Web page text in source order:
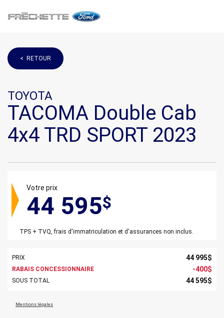
< RETOUR
TOYOTA
TACOMA Double Cab
4x4 TRD SPORT 2023
Votre prix
44 595$
TPS + TVQ, frais d'immatriculation et d'assurances non inclus.
PRIX 44 995$
RABAIS CONCESSIONNAIRE -400$
SOUS TOTAL 44 595$
Mentions légales